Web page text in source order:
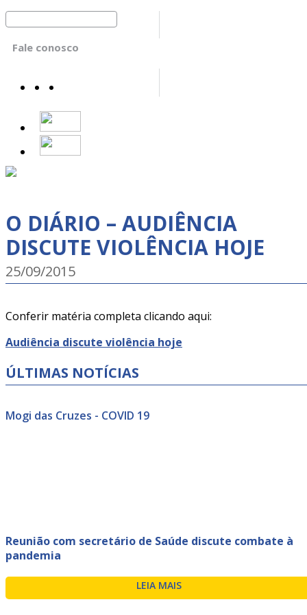
Fale conosco
O DIÁRIO – AUDIÊNCIA
DISCUTE VIOLÊNCIA HOJE
25/09/2015
Conferir matéria completa clicando aqui:
Audiência discute violência hoje
ÚLTIMAS NOTÍCIAS
Mogi das Cruzes - COVID 19
Reunião com secretário de Saúde discute combate à
pandemia
LEIA MAIS